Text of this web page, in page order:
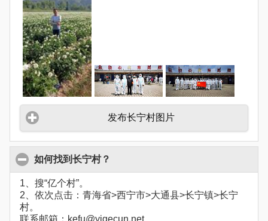
发布长宁村图片
如何找到长宁村？
1、搜“亿个村”。
2、依次点击：青海省>西宁市>大通县>长宁镇>长宁
村。
联系邮箱：kefu@yigecun.net